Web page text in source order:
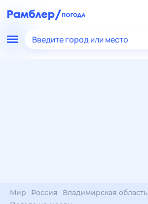
Введите город или место
Мир Россия Владимирская область